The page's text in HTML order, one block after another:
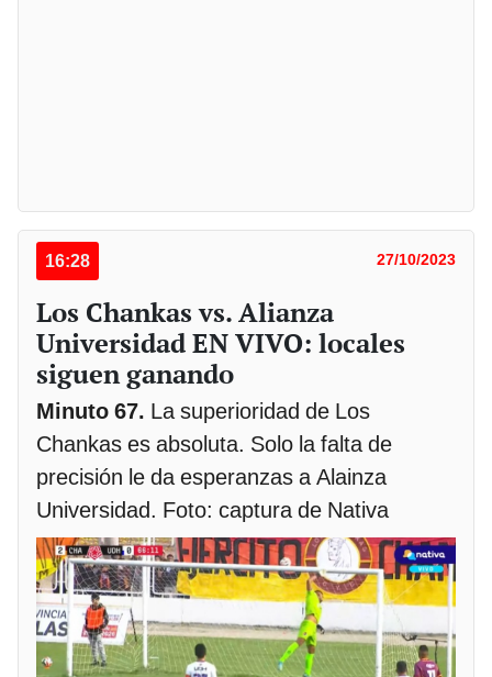
16:28 27/10/2023
Los Chankas vs. Alianza
Universidad EN VIVO: locales
siguen ganando
Minuto 67. La superioridad de Los
Chankas es absoluta. Solo la falta de
precisión le da esperanzas a Alainza
Universidad. Foto: captura de Nativa